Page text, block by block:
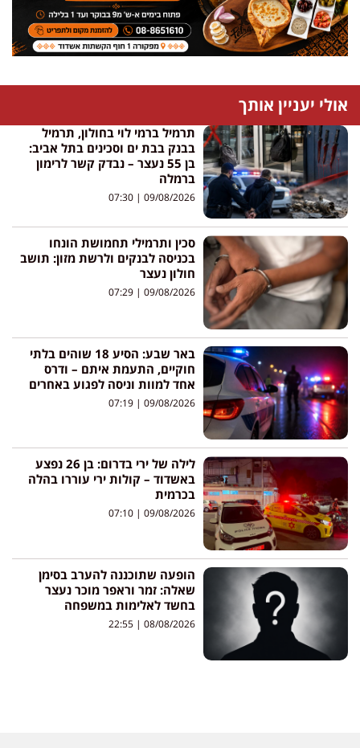
אולי יעניין אותך
תרמיל ברמי לוי בחולון, תרמיל
בבנק בבת ים וסכינים בתל אביב:
בן 55 נעצר – נבדק קשר לרימון
ברמלה
09/08/2026
סכין ותרמילי תחמושת הונחו
בכניסה לבנקים ולרשת מזון: תושב
חולון נעצר
09/08/2026
באר שבע: הסיע 18 שוהים בלתי
חוקיים, התעמת איתם – ודרס
אחד למוות וניסה לפגוע באחרים
09/08/2026
לילה של ירי בדרום: בן 26 נפצע
באשדוד – קולות ירי עוררו בהלה
בכרמית
09/08/2026
הופעה שתוכננה להערב בסימן
שאלה: זמר וראפר מוכר נעצר
בחשד לאלימות במשפחה
08/08/2026